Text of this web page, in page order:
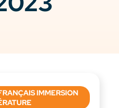
IMMERSION